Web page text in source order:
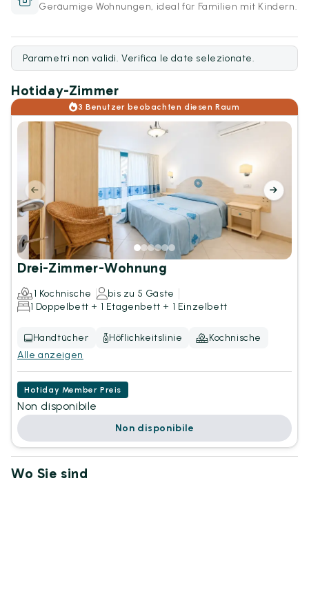
Geräumige Wohnungen, ideal für Familien mit Kindern.
Parametri non validi. Verifica le date selezionate.
Hotiday-Zimmer
3 Benutzer beobachten diesen Raum
Drei-Zimmer-Wohnung
1 Kochnische
bis zu 5 Gäste
1 Doppelbett + 1 Etagenbett + 1 Einzelbett
Handtücher Höflichkeitslinie
Kochnische
Alle anzeigen
Hotiday Member Preis
Non disponibile
Non disponibile
Wo Sie sind